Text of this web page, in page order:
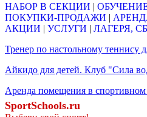
НАБОР В СЕКЦИИ |
ПОКУПКИ-ПРОДАЖИ |
АКЦИИ | УСЛУГИ | ЛАГЕРЯ,
Тренер по настольному теннису
Айкидо для детей. Клуб "Сила
Аренда помещения в
SportSchools.ru